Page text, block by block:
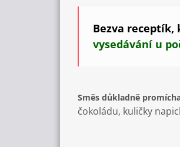
Bezva receptík,
vysedávání u
Směs důkladně
čokoládu, kuličky